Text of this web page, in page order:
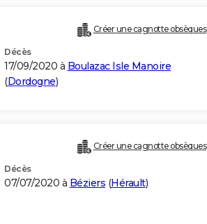
Créer une cagnotte obsèques
Décès
17/09/2020 à Boulazac Isle Manoire
(Dordogne)
Créer une cagnotte obsèques
Décès
07/07/2020 à Béziers (Hérault)